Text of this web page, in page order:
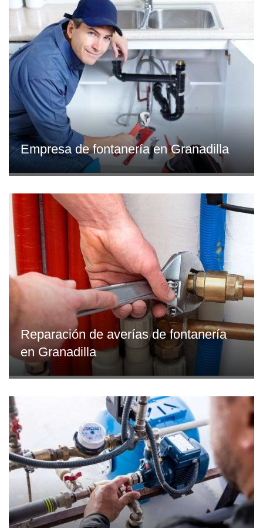
Empresa de fontanería en Granadilla
Reparación de averías de fontanería
en Granadilla